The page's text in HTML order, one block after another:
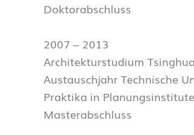
Doktorabschluss
2007 – 2013
Architekturstudium
Austauschjahr Technische
Praktika in
Masterabschluss